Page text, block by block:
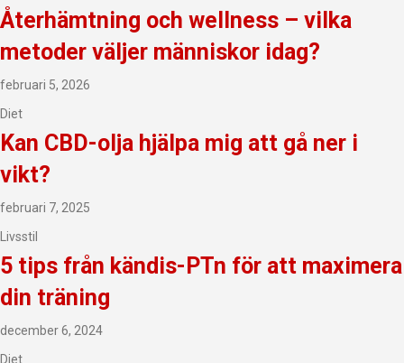
Återhämtning och wellness – vilka
metoder väljer människor idag?
februari 5, 2026
Diet
Kan CBD-olja hjälpa mig att gå ner i
vikt?
februari 7, 2025
Livsstil
5 tips från kändis-PTn för att maximera
din träning
december 6, 2024
Diet